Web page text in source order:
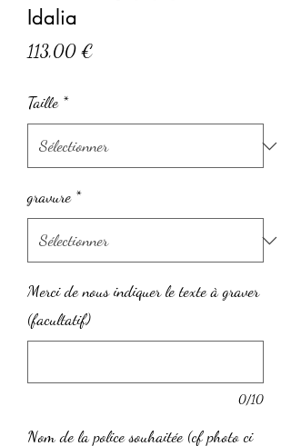
Idalia
113,00 €
Taille *
gravure *
Merci de nous indiquer le texte à graver
(facultatif)
0/10
Nom de la police souhaitée (cf photo ci